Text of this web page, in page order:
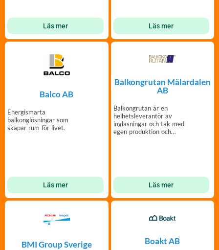
Läs mer Läs mer
Balco AB
Energismarta
balkonglösningar som
skapar rum för livet.
Läs mer
Balkongrutan Mälardalen
AB
Balkongrutan är en
helhetsleverantör av
inglasningar och tak med
egen produktion och
Läs mer
BMI Group Sverige Boakt AB